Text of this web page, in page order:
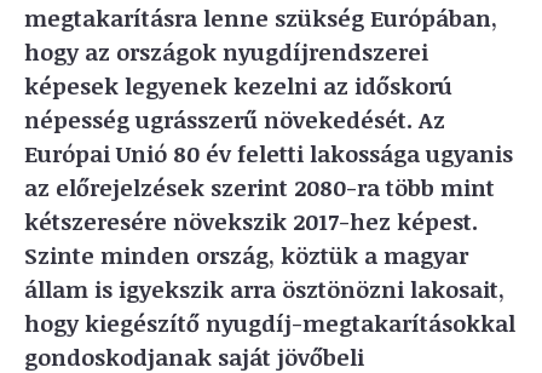
megtakarításra lenne szükség Európában,
hogy az országok nyugdíjrendszerei
képesek legyenek kezelni az időskorú
népesség ugrásszerű növekedését. Az
Európai Unió 80 év feletti lakossága ugyanis
az előrejelzések szerint 2080-ra több mint
kétszeresére növekszik 2017-hez képest.
Szinte minden ország, köztük a magyar
állam is igyekszik arra ösztönözni lakosait,
hogy kiegészítő nyugdíj-megtakarításokkal
gondoskodjanak saját jövőbeli